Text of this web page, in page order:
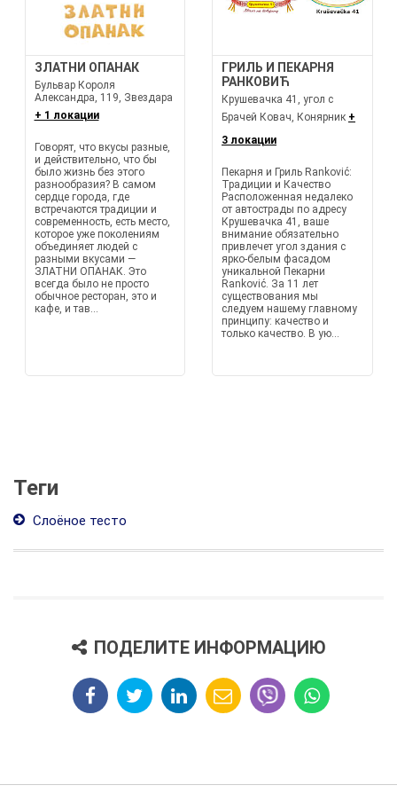
ЗЛАТНИ ОПАНАК
Бульвар Короля
Александра, 119, Звездара
+ 1 локации
Говорят, что вкусы разные,
и действительно, что бы
было жизнь без этого
разнообразия? В самом
сердце города, где
встречаются традиции и
современность, есть место,
которое уже поколениям
объединяет людей с
разными вкусами —
ЗЛАТНИ ОПАНАК. Это
всегда было не просто
обычное ресторан, это и
кафе, и тав...
ГРИЛЬ И ПЕКАРНЯ
РАНКОВИЋ
Крушевачка 41, угол с
Брачей Ковач, Конярник +
3 локации
Пекарня и Гриль Ranković:
Традиции и Качество
Расположенная недалеко
от автострады по адресу
Крушевачка 41, ваше
внимание обязательно
привлечет угол здания с
ярко-белым фасадом
уникальной Пекарни
Ranković. За 11 лет
существования мы
следуем нашему главному
принципу: качество и
только качество. В ую...
Теги
Слоёное тесто
ПОДЕЛИТЕ ИНФОРМАЦИЮ